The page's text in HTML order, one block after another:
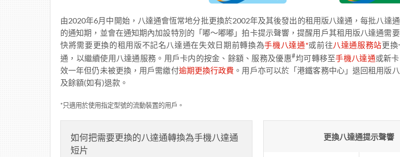
由2020年6月中開始，八達通會恆常地分批更換於2002年及其後發出的租用版八達通，每批八達
的通知期，並會在通知期內加設特別的「嘟～嘟嘟」拍卡提示聲響，提醒用戶其租用版八達通需
快將需要更換的租用版不記名八達通在失效日期前轉換為手機八達通*或前往八達通服務站更
通，以繼續使用八達通服務。用戶卡内的按金、餘額、服務及優惠#均可轉移至手機八達通或新
效一年但仍未被更換，用戶需繳付逾期更換行政費 。用戶亦可以於「港鐵客務中心」退回租用版
及餘額(如有)退款。
*只適用於使用指定型號的流動裝置的用戶。
如何把需要更換的八達通轉換為手機八達通
短片
更換八達通提示聲響